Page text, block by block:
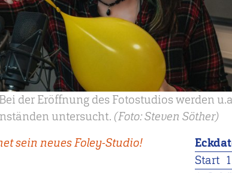
der Eröffnung des Fotostudios werden
untersucht. (Foto: Steven Söther)
Start
sein neues Foley-Studio!